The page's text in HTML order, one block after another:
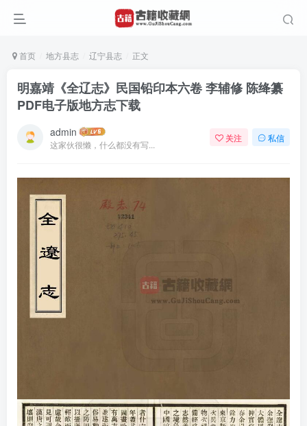
首页 地方县志 辽宁县志 正文
明嘉靖《全辽志》民国铅印本六卷 李辅修 陈绛纂
PDF电子版地方志下载
admin
这家伙很懒，什么都没有写...
关注 私信